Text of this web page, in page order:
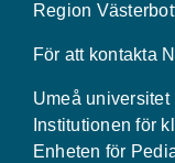
Region
För att kontakta
Umeå universitet
Institutionen för
Enheten för